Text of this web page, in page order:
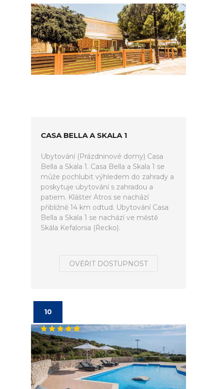
CASA BELLA A SKALA 1
Ubytování (Prázdninové domy) Casa
Bella a Skala 1. Casa Bella a Skala 1 se
může pochlubit výhledem do zahrady a
poskytuje ubytování s zahradou a
patiem. Klášter Atros se nachází
přibližně 14 km odtud. Ubytování Casa
Bella a Skala 1 se nachází ve městě
Skála Kefalonia (Řecko).
OVĚŘIT DOSTUPNOST
10